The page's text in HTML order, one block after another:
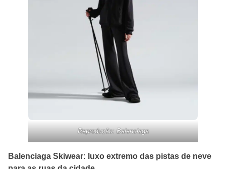
Reprodução: Balenciaga
Balenciaga Skiwear: luxo extremo das pistas de neve